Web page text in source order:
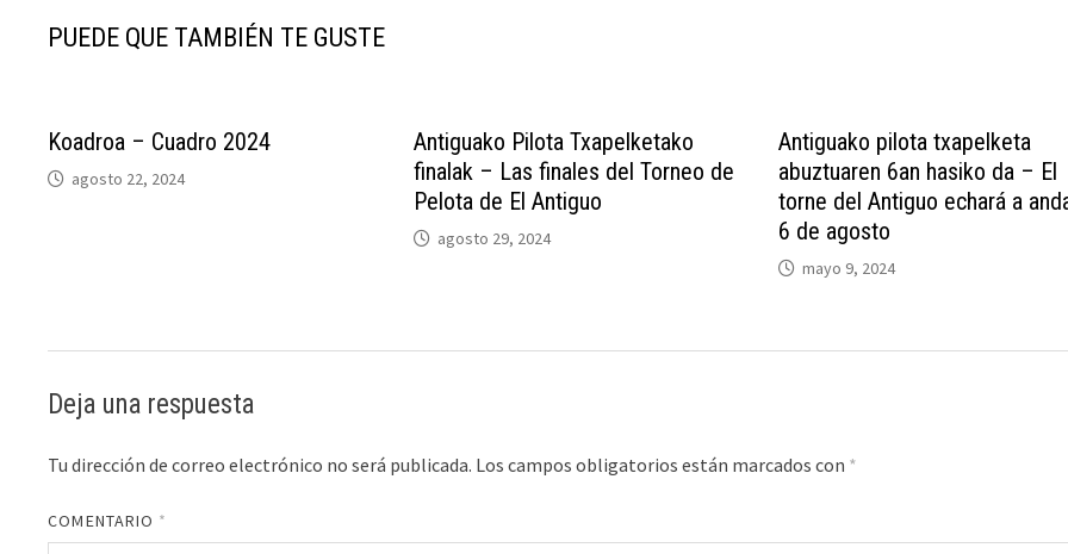
PUEDE QUE TAMBIÉN TE GUSTE
Koadroa – Cuadro 2024
agosto 22, 2024
Antiguako Pilota Txapelketako
finalak – Las finales del Torneo de
Pelota de El Antiguo
agosto 29, 2024
Antiguako pilota txapelketa
abuztuaren 6an hasiko da – El
torne del Antiguo echará a
6 de agosto
mayo 9, 2024
Deja una respuesta
Tu dirección de correo electrónico no será publicada. Los campos obligatorios están marcados con *
COMENTARIO *